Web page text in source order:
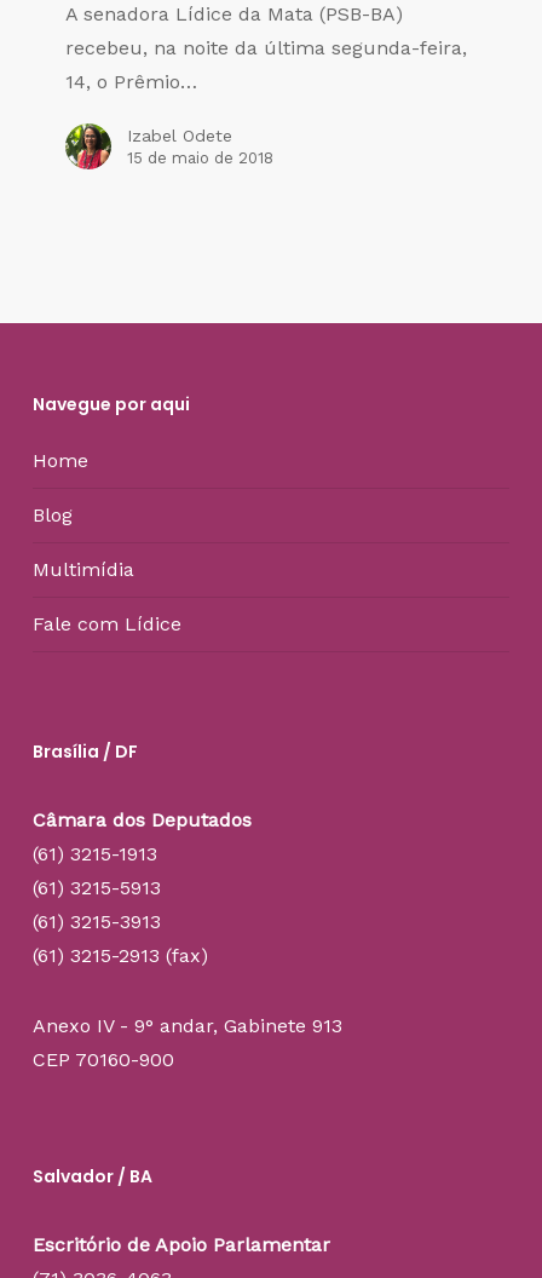
A senadora Lídice da Mata (PSB-BA)
recebeu, na noite da última segunda-feira,
14, o Prêmio…
Izabel Odete
15 de maio de 2018
Navegue por aqui
Home
Blog
Multimídia
Fale com Lídice
Brasília / DF
Câmara dos Deputados
(61) 3215-1913
(61) 3215-5913
(61) 3215-3913
(61) 3215-2913 (fax)
Anexo IV - 9° andar, Gabinete 913
CEP 70160-900
Salvador / BA
Escritório de Apoio Parlamentar